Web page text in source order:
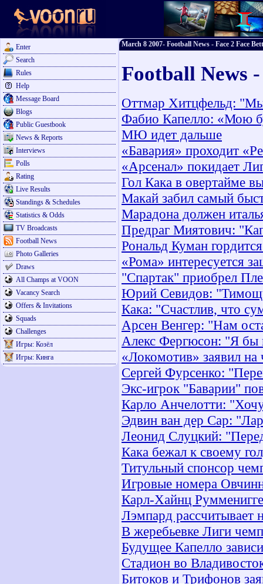
Enter
Search
Rules
Help
Message Board
Blogs
Public Guestbook
News & Reports
Interviews
Polls
Rating
Live Results
Standings & Schedules
Statistics & Odds
TV Broadcasts
Football News
Photo Galleries
Draws
All Champs at VOON
Vacancy Search
Offers & Invitations
Squads
Challenges
Игры: Козёл
Игры: Кинга
March 8 2007- Football News - Face 2 Face
Football News
Оттмар Хитцфельд:
Фабио Капелло: «Мою
МЮ идет дальше
«Бавария» проходит
«Арсенал» покидает
Гол Кака в овертайме
Макай забил самый
Марадона должен
Предраг Миятович:
Рональд Куман
«Рома» интересуется
"Спартак" приобрел
Юрий Севидов:
Кака: "Счастлив, что
Арсен Венгер: "Нам
Алекс Фергюсон: "Я бы
«Локомотив» заявил
Сергей Фурсенко:
Экс-игрок "Баварии"
Карло Анчелотти:
Эдвин ван дер Сар:
Леонид Слуцкий:
Кака бежал к своему
Титульный спонсор
Игровые номера
Карл-Хайнц
Лэмпард рассчитывает
В жеребьевке Лиги
Будущее Капелло
Стадион во
Битоков и Трифонов